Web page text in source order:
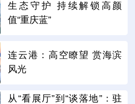
生态守护 持续解锁高颜
值“重庆蓝”
连云港：高空瞭望 赏海滨
风光
从“看展厅”到“谈落地”：驻